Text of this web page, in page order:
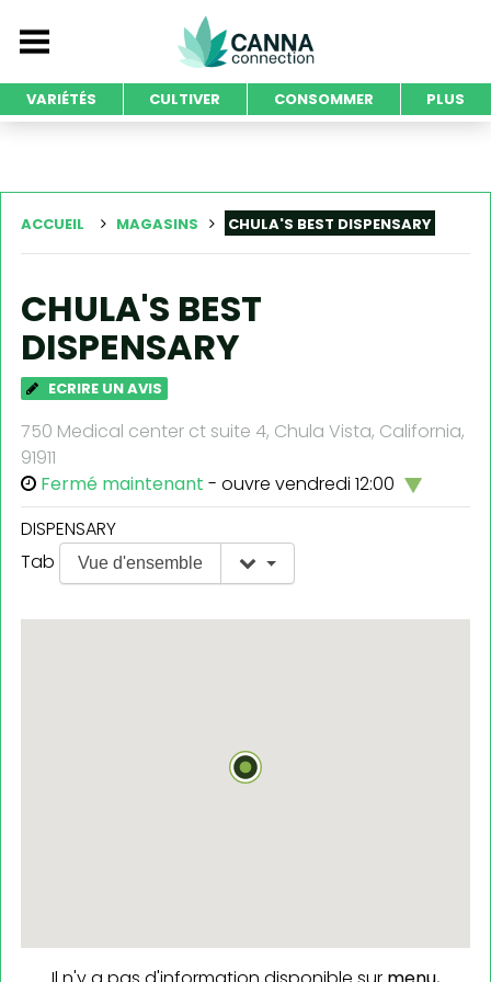
VARIÉTÉS CULTIVER CONSOMMER PLUS
ACCUEIL MAGASINS CHULA'S BEST DISPENSARY
CHULA'S BEST
DISPENSARY
ECRIRE UN AVIS
750 Medical center ct suite 4, Chula Vista, California,
91911
Fermé maintenant - ouvre vendredi 12:00
DISPENSARY
Tab
Vue d'ensemble